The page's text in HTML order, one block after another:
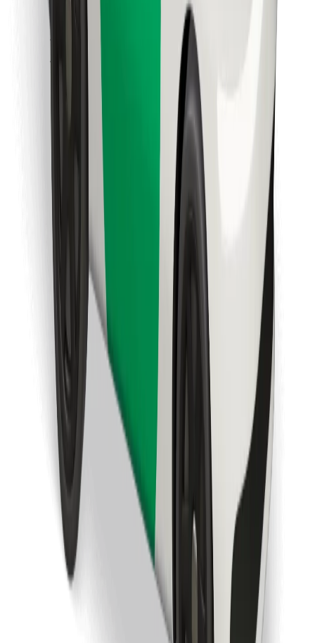
Descargar la app de Bolt
Descargar la app de Bolt Food